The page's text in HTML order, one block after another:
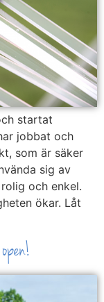
startat
jobbat och
som är säker
sig av
och enkel.
ökar. Låt